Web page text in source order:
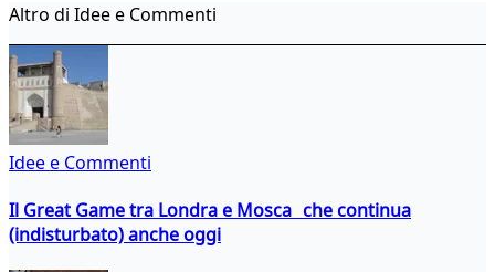
Altro di Idee e Commenti
Idee e Commenti
Il Great Game tra Londra e Mosca che continua
(indisturbato) anche oggi